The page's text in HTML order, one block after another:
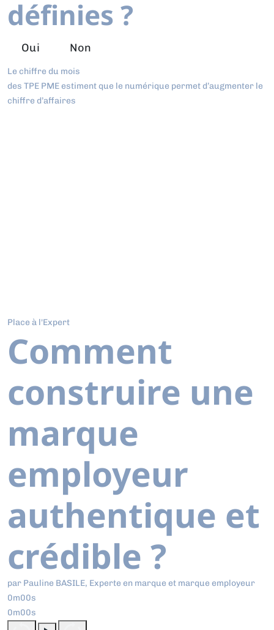
définies ?
Oui Non
Le chiffre du mois
des TPE PME estiment que le numérique permet d’augmenter le
chiffre d’affaires
Place à l'Expert
Comment
construire une
marque
employeur
authentique et
crédible ?
par Pauline BASILE, Experte en marque et marque employeur
0m00s
0m00s